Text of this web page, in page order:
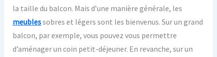
la taille du balcon. Mais d’une manière générale, les
meublessobres et légers sont les bienvenus. Sur un grand
balcon, par exemple, vous pouvez vous permettre
d’aménager un coin petit-déjeuner. En revanche, sur un